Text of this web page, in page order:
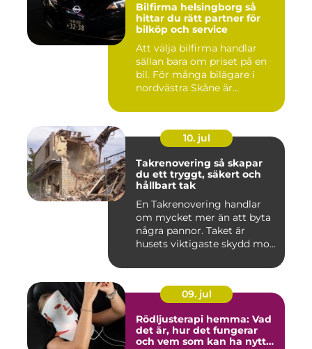
Bilfirma helsingborg så
hittar du rätt partner för
bilköp och service
Att välja bilfirma handlar
sällan bara om priset på en
bil. För många bilägare i
nordvästra Skåne är...
10. jul
Takrenovering så skapar
du ett tryggt, säkert och
hållbart tak
En Takrenovering handlar
om mycket mer än att byta
några pannor. Taket är
husets viktigaste skydd mo...
09. jul
Rödljusterapi hemma: Vad
det är, hur det fungerar
och vem som kan ha nytta